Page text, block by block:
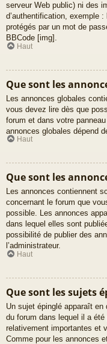
serveur Web public) ni des
d’authentification, exemple
protégés par un mot de
BBCode [img].
Haut
Que sont les
Les annonces globales
vous devez lire dès que
forum et dans votre
annonces globales dépend
Haut
Que sont les
Les annonces contiennent
concernant le forum que
possible. Les annonces
dans lequel elles sont
possibilité de publier des
l’administrateur.
Haut
Que sont les sujets
Un sujet épinglé apparaît
du forum dans lequel il a
relativement importantes et
Comme pour les annonces